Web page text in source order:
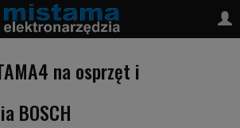
na osprzęt i
BOSCH